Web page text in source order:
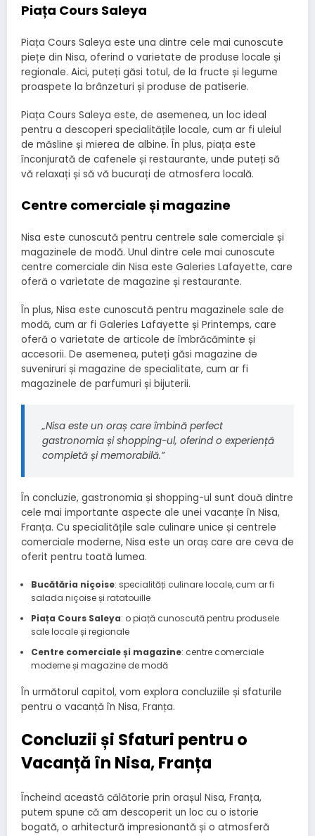
Piața Cours Saleya
Piața Cours Saleya este una dintre cele mai cunoscute
piețe din Nisa, oferind o varietate de produse locale și
regionale. Aici, puteți găsi totul, de la fructe și legume
proaspete la brânzeturi și produse de patiserie.
Piața Cours Saleya este, de asemenea, un loc ideal
pentru a descoperi specialitățile locale, cum ar fi uleiul
de măsline și mierea de albine. În plus, piața este
înconjurată de cafenele și restaurante, unde puteți să
vă relaxați și să vă bucurați de atmosfera locală.
Centre comerciale și magazine
Nisa este cunoscută pentru centrele sale comerciale și
magazinele de modă. Unul dintre cele mai cunoscute
centre comerciale din Nisa este Galeries Lafayette, care
oferă o varietate de magazine și restaurante.
În plus, Nisa este cunoscută pentru magazinele sale de
modă, cum ar fi Galeries Lafayette și Printemps, care
oferă o varietate de articole de îmbrăcăminte și
accesorii. De asemenea, puteți găsi magazine de
suveniruri și magazine de specialitate, cum ar fi
magazinele de parfumuri și bijuterii.
„Nisa este un oraș care îmbină perfect
gastronomia și shopping-ul, oferind o experiență
completă și memorabilă.”
În concluzie, gastronomia și shopping-ul sunt două dintre
cele mai importante aspecte ale unei vacanțe în Nisa,
Franța. Cu specialitățile sale culinare unice și centrele
comerciale moderne, Nisa este un oraș care are ceva de
oferit pentru toată lumea.
Bucătăria niçoise: specialități culinare locale, cum ar fi
salada niçoise și ratatouille
Piața Cours Saleya: o piață cunoscută pentru produsele
sale locale și regionale
Centre comerciale și magazine: centre comerciale
moderne și magazine de modă
În următorul capitol, vom explora concluziile și sfaturile
pentru o vacanță în Nisa, Franța.
Concluzii și Sfaturi pentru o
Vacanță în Nisa, Franța
Încheind această călătorie prin orașul Nisa, Franța,
putem spune că am descoperit un loc cu o istorie
bogată, o arhitectură impresionantă și o atmosferă